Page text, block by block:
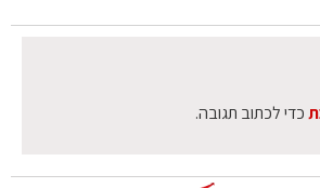
כדי לכתוב תגובה.